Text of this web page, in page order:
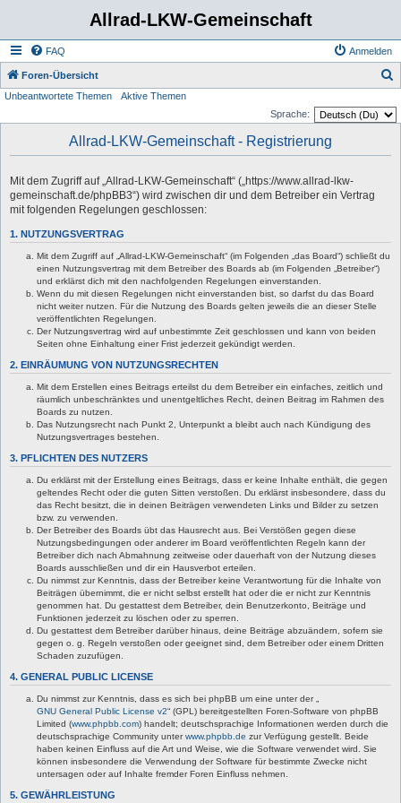
Allrad-LKW-Gemeinschaft
FAQ Anmelden
Foren-Übersicht
Unbeantwortete Themen
Aktive Themen
Sprache:
Allrad-LKW-Gemeinschaft - Registrierung
Mit dem Zugriff auf „Allrad-LKW-Gemeinschaft“ („https://www.allrad-lkw-
gemeinschaft.de/phpBB3“) wird zwischen dir und dem Betreiber ein Vertrag
mit folgenden Regelungen geschlossen:
1. NUTZUNGSVERTRAG
Mit dem Zugriff auf „Allrad-LKW-Gemeinschaft“ (im Folgenden „das Board“) schließt du
einen Nutzungsvertrag mit dem Betreiber des Boards ab (im Folgenden „Betreiber“)
und erklärst dich mit den nachfolgenden Regelungen einverstanden.
Wenn du mit diesen Regelungen nicht einverstanden bist, so darfst du das Board
nicht weiter nutzen. Für die Nutzung des Boards gelten jeweils die an dieser Stelle
veröffentlichten Regelungen.
Der Nutzungsvertrag wird auf unbestimmte Zeit geschlossen und kann von beiden
Seiten ohne Einhaltung einer Frist jederzeit gekündigt werden.
2. EINRÄUMUNG VON NUTZUNGSRECHTEN
Mit dem Erstellen eines Beitrags erteilst du dem Betreiber ein einfaches, zeitlich und
räumlich unbeschränktes und unentgeltliches Recht, deinen Beitrag im Rahmen des
Boards zu nutzen.
Das Nutzungsrecht nach Punkt 2, Unterpunkt a bleibt auch nach Kündigung des
Nutzungsvertrages bestehen.
3. PFLICHTEN DES NUTZERS
Du erklärst mit der Erstellung eines Beitrags, dass er keine Inhalte enthält, die gegen
geltendes Recht oder die guten Sitten verstoßen. Du erklärst insbesondere, dass du
das Recht besitzt, die in deinen Beiträgen verwendeten Links und Bilder zu setzen
bzw. zu verwenden.
Der Betreiber des Boards übt das Hausrecht aus. Bei Verstößen gegen diese
Nutzungsbedingungen oder anderer im Board veröffentlichten Regeln kann der
Betreiber dich nach Abmahnung zeitweise oder dauerhaft von der Nutzung dieses
Boards ausschließen und dir ein Hausverbot erteilen.
Du nimmst zur Kenntnis, dass der Betreiber keine Verantwortung für die Inhalte von
Beiträgen übernimmt, die er nicht selbst erstellt hat oder die er nicht zur Kenntnis
genommen hat. Du gestattest dem Betreiber, dein Benutzerkonto, Beiträge und
Funktionen jederzeit zu löschen oder zu sperren.
Du gestattest dem Betreiber darüber hinaus, deine Beiträge abzuändern, sofern sie
gegen o. g. Regeln verstoßen oder geeignet sind, dem Betreiber oder einem Dritten
Schaden zuzufügen.
4. GENERAL PUBLIC LICENSE
Du nimmst zur Kenntnis, dass es sich bei phpBB um eine unter der „
GNU General Public License v2“ (GPL) bereitgestellten Foren-Software von phpBB
Limited (www.phpbb.com) handelt; deutschsprachige Informationen werden durch die
deutschsprachige Community unterwww.phpbb.de zur Verfügung gestellt. Beide
haben keinen Einfluss auf die Art und Weise, wie die Software verwendet wird. Sie
können insbesondere die Verwendung der Software für bestimmte Zwecke nicht
untersagen oder auf Inhalte fremder Foren Einfluss nehmen.
5. GEWÄHRLEISTUNG